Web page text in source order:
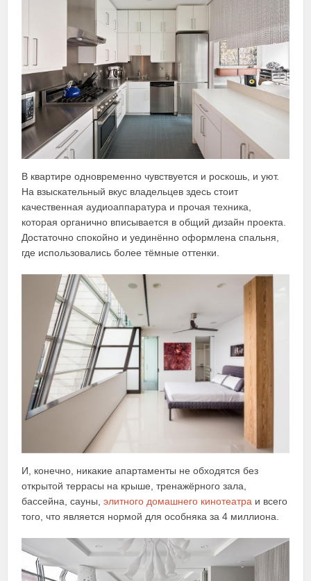
В квартире одновременно чувствуется и роскошь, и уют.
На взыскательный вкус владельцев здесь стоит
качественная аудиоаппаратура и прочая техника,
которая органично вписывается в общий дизайн проекта.
Достаточно спокойно и уединённо оформлена спальня,
где использовались более тёмные оттенки.
И, конечно, никакие апартаменты не обходятся без
открытой террасы на крыше, тренажёрного зала,
бассейна, сауны,элитного домашнего кинотеатра и всего
того, что является нормой для особняка за 4 миллиона.